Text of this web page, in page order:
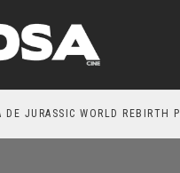
JURASSIC WORLD REBIRTH